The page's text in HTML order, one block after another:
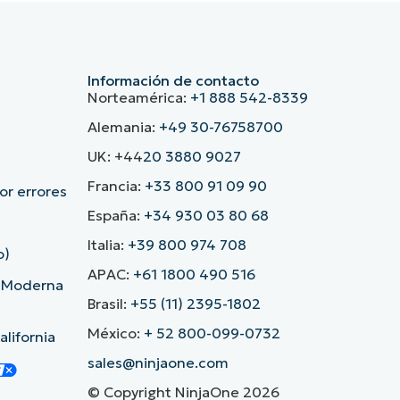
errores
Información de contacto
Norteamérica: +1 888 542-8339
Alemania: +49 30-76758700
UK: +4420 3880 9027
Francia: +33 800 91 09 90
España: +34 930 03 80 68
Italia: +39 800 974 708
APAC: +61 1800 490 516
Brasil: +55 (11) 2395-1802
México: + 52 800-099-0732
sales@ninjaone.com
© Copyright NinjaOne 2026